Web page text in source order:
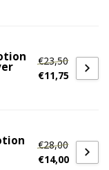
€23,50
€11,75
€28,00
€14,00